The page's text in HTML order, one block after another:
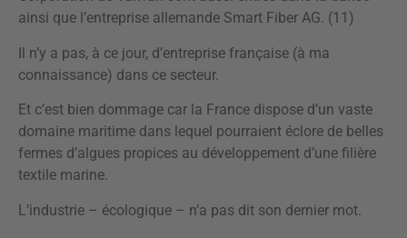
ainsi que l’entreprise allemande Smart Fiber AG. (11)
Il n’y a pas, à ce jour, d’entreprise française (à ma
connaissance) dans ce secteur.
Et c’est bien dommage car la France dispose d’un vaste
domaine maritime dans lequel pourraient éclore de belles
fermes d’algues propices au développement d’une filière
textile marine.
L’industrie – écologique – n’a pas dit son dernier mot.